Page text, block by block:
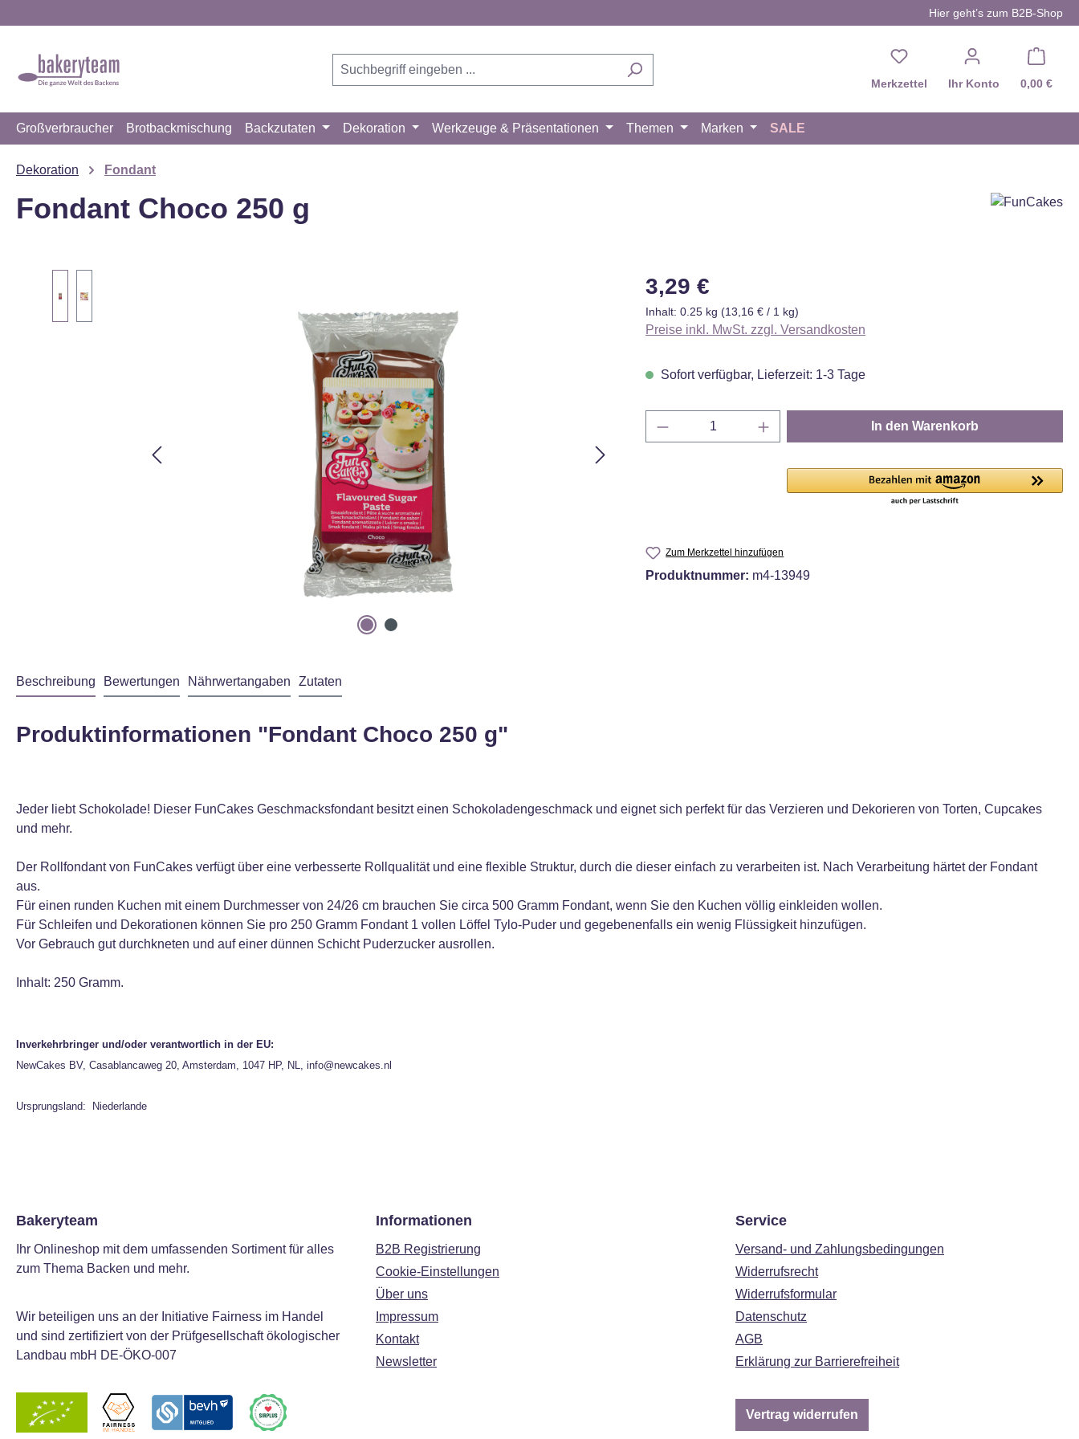
Hier geht’s zum B2B-Shop
Merkzettel Du hast 0 Produkte auf
Ihr Konto 0,00 €
Großverbraucher Brotbackmischung Backzutaten Dekoration Werkzeuge & Präsentationen Themen Marken SALE
Dekoration Fondant
Fondant Choco 250 g
Regulärer Preis:
3,29 €
Inhalt: 0.25 kg (13,16 € / 1 kg)
Preise inkl. MwSt. zzgl. Versandkosten
Sofort verfügbar, Lieferzeit: 1-3 Tage
Produkt Anzahl: Gib den gewünschten Wert ein
In den Warenkorb
Zum Merkzettel hinzufügen
Produktnummer: m4-13949
Beschreibung Bewertungen Nährwertangaben Zutaten
Produktinformationen "Fondant Choco 250 g"
Jeder liebt Schokolade! Dieser FunCakes Geschmacksfondant besitzt einen Schokoladengeschmack und eignet sich perfekt für das Verzieren und Dekorieren von Torten, Cupcakes
und mehr.
Der Rollfondant von FunCakes verfügt über eine verbesserte Rollqualität und eine flexible Struktur, durch die dieser einfach zu verarbeiten ist. Nach Verarbeitung härtet der Fondant
aus.
Für einen runden Kuchen mit einem Durchmesser von 24/26 cm brauchen Sie circa 500 Gramm Fondant, wenn Sie den Kuchen völlig einkleiden wollen.
Für Schleifen und Dekorationen können Sie pro 250 Gramm Fondant 1 vollen Löffel Tylo-Puder und gegebenenfalls ein wenig Flüssigkeit hinzufügen.
Vor Gebrauch gut durchkneten und auf einer dünnen Schicht Puderzucker ausrollen.
Inhalt: 250 Gramm.
Inverkehrbringer und/oder verantwortlich in der EU:
NewCakes BV, Casablancaweg 20, Amsterdam, 1047 HP, NL, info@newcakes.nl
Ursprungsland: Niederlande
Bakeryteam
Ihr Onlineshop mit dem umfassenden Sortiment für alles
zum Thema Backen und mehr.
Wir beteiligen uns an der Initiative Fairness im Handel
und sind zertifiziert von der Prüfgesellschaft ökologischer
Landbau mbH DE-ÖKO-007
Informationen
B2B Registrierung
Cookie-Einstellungen
Über uns
Impressum
Kontakt
Newsletter
Service
Versand- und Zahlungsbedingungen
Widerrufsrecht
Widerrufsformular
Datenschutz
AGB
Erklärung zur Barrierefreiheit
Vertrag widerrufen